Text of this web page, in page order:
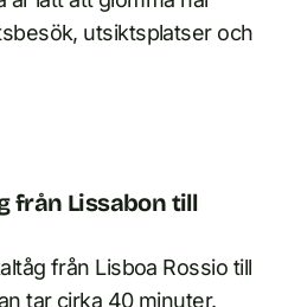
utsiktsplatser och
från Lissabon till
från Lisboa Rossio till
tar cirka 40 minuter.